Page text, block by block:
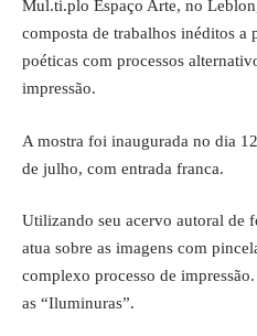
Mul.ti.plo Espaço Arte, no
composta de trabalhos inéditos a
poéticas com processos
impressão.
A mostra foi inaugurada no dia
de julho, com entrada franca.
Utilizando seu acervo autoral de
atua sobre as imagens com
complexo processo de
as “Iluminuras”.